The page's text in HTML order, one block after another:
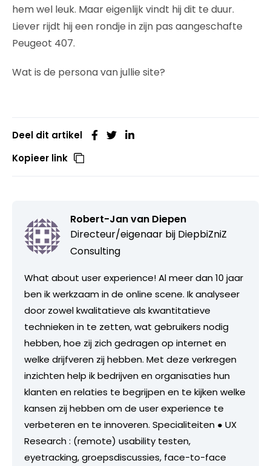
hem wel leuk. Maar eigenlijk vindt hij dit te duur.
Liever rijdt hij een rondje in zijn pas aangeschafte
Peugeot 407.
Wat is de persona van jullie site?
Deel dit artikel
Kopieer link
Robert-Jan van Diepen
Directeur/eigenaar bij DiepbiZniZ
Consulting
What about user experience! Al meer dan 10 jaar
ben ik werkzaam in de online scene. Ik analyseer
door zowel kwalitatieve als kwantitatieve
technieken in te zetten, wat gebruikers nodig
hebben, hoe zij zich gedragen op internet en
welke drijfveren zij hebben. Met deze verkregen
inzichten help ik bedrijven en organisaties hun
klanten en relaties te begrijpen en te kijken welke
kansen zij hebben om de user experience te
verbeteren en te innoveren. Specialiteiten ● UX
Research : (remote) usability testen,
eyetracking, groepsdiscussies, face-to-face